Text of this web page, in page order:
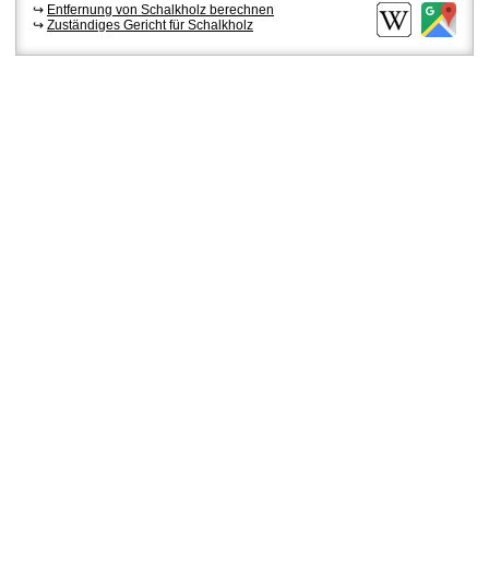
↪ Entfernung von Schalkholz berechnen
↪ Zuständiges Gericht für Schalkholz